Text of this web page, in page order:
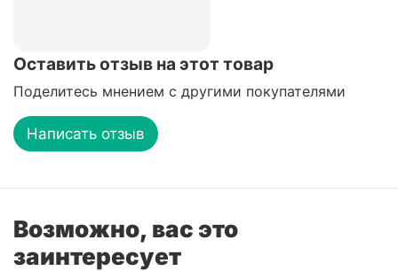
Оставить отзыв на этот товар
Поделитесь мнением с другими покупателями
Написать отзыв
Возможно, вас это
заинтересует